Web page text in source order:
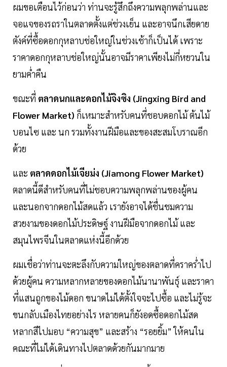
ผมขอเตือนไว้ก่อนว่า ท่านจะรู้สึกถึงความพลุกพล่านและ
จอแจของรถราในตลาดตั้งแต่ช่วงเย็น และอาจนึกเสียดาย
ตังค์ที่ซื้อดอกกุหลาบช่อใหญ่ในช่วงเช้าก็เป็นได้ เพราะ
ราคาดอกกุหลาบช่อใหญ่นั้นอาจมีราคาเพียงไม่กี่หยวนใน
ยามค่ำคืน
ขณะที่ ตลาดนกและดอกไม้จิงซิง (Jingxing Bird and
Flower Market) ก็เหมาะสำหรับคนที่ชอบดอกไม้ ต้นไม้
บอนไซ และ นก รวมทั้งงานฝีมือและของสะสมโบราณอีก
ด้วย
และ ตลาดดอกไม้เจียม่ง (Jiamong Flower Market)
ตลาดนี้ดีสำหรับคนที่ไม่ชอบความพลุกพล่านของผู้คน
และนอกจากดอกไม้สดแล้ว เรายังอาจได้ชื่นชมความ
สวยงามของดอกไม้ประดิษฐ์ งานฝีมือจากดอกไม้ และ
สมุนไพรจีนในตลาดแห่งนี้อีกด้วย
ผมเชื่อว่าท่านจะตะลึงกับความใหญ่ของตลาดที่คราคร่ำไป
ด้วยผู้คน ความหลากหลายของดอกไม้นานาพันธุ์ และราคา
ที่แสนถูกของไม้ดอก ขนาดไม่ได้ตั้งใจจะไปซื้อ และไม่รู้จะ
ขนกลับเมืองไทยอย่างไร หลายคนก็ยังอดซื้อดอกไม้สด
หลากสีไปมอบ “ความสุข” และสร้าง “รอยยิ้ม” ให้คนใน
คณะที่ไม่ได้เดินทางไปตลาดด้วยกันมากมาย